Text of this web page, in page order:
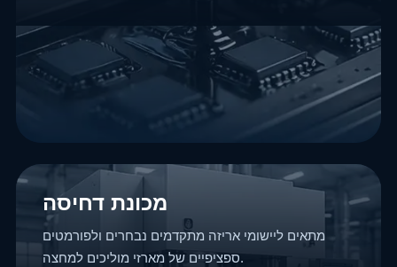
מכונת דחיסה
מתאים ליישומי אריזה מתקדמים נבחרים ולפורמטים
ספציפיים של מארזי מוליכים למחצה.